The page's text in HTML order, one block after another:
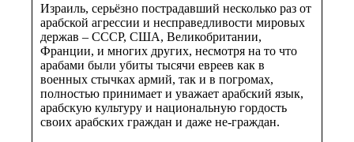
Израиль, серьёзно пострадавший несколько раз от
арабской агрессии и несправедливости мировых
держав – СССР, США, Великобритании,
Франции, и многих других, несмотря на то что
арабами были убиты тысячи евреев как в
военных стычках армий, так и в погромах,
полностью принимает и уважает арабский язык,
арабскую культуру и национальную гордость
своих арабских граждан и даже не-граждан.